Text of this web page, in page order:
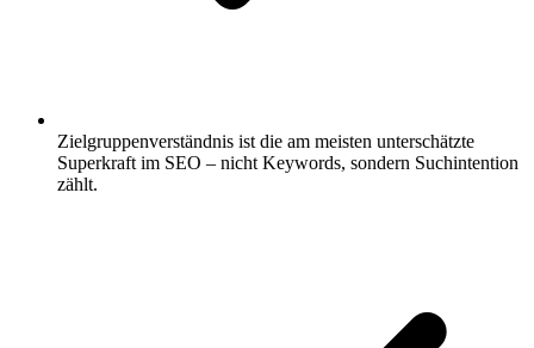
Zielgruppenverständnis ist die am meisten unterschätzte
Superkraft im SEO – nicht Keywords, sondern Suchintention
zählt.